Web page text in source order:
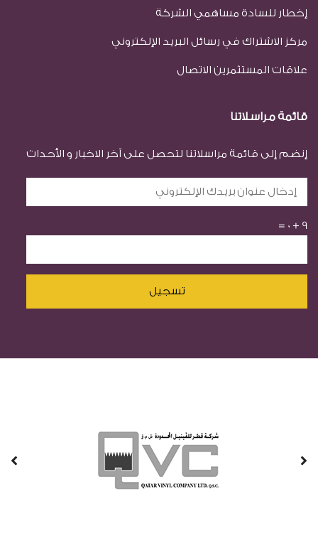
إخطار للسادة مساهمي الشركة
مركز الاشتراك في رسائل البريد الإلكتروني
علاقات المستثمرين الاتصال
قائمة مراسلاتنا
إنضم إلى قائمة مراسلاتنا لتحصل على آخر الاخبار و الأحداث
9
+
0
=